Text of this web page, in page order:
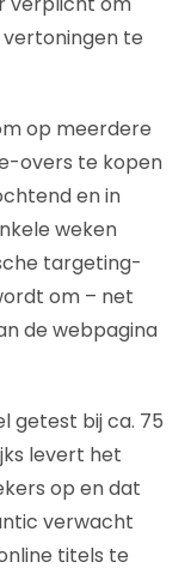
te
op meerdere
overs te kopen
en in
weken
targeting-
om – net
de webpagina
getest bij ca. 75
levert het
op en dat
verwacht
titels te